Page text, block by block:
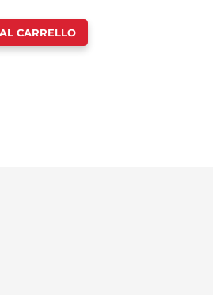
CARRELLO